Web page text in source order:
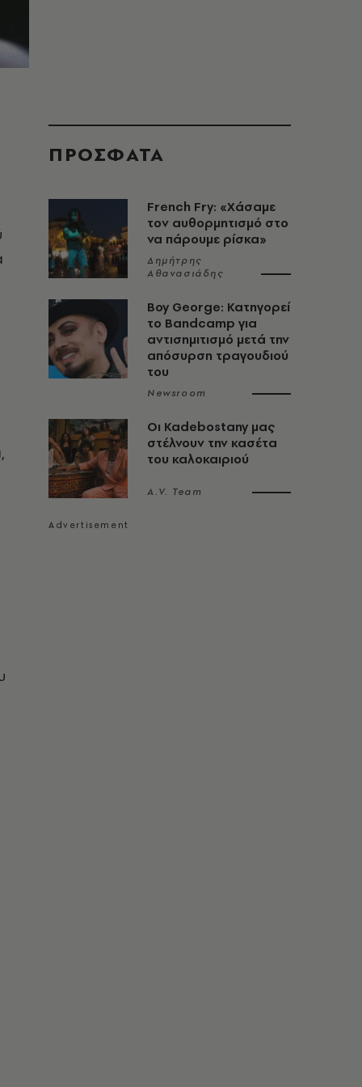
ΠΡΟΣΦΑΤΑ
French Fry: «Χάσαμε
τον αυθορμητισμό στο
να πάρουμε ρίσκα»
Δημήτρης
Αθανασιάδης
Boy George: Κατηγορεί
το Bandcamp για
αντισημιτισμό μετά την
απόσυρση τραγουδιού
του
Newsroom
Οι Kadebostany μας
στέλνουν την κασέτα
του καλοκαιριού
A.V. Team